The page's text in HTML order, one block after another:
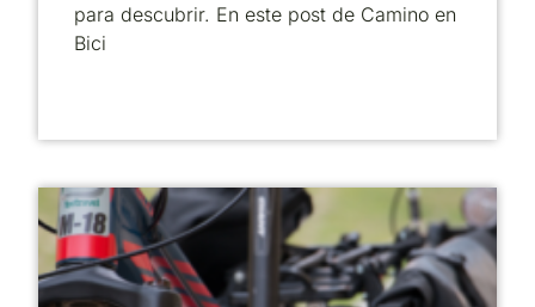
para descubrir. En este post de Camino en
Bici